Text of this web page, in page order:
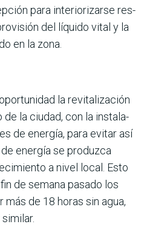
para interiorizarse res­
del líquido vital y la
en la zona.
la revitalización
de la ciudad, con la instala­
de energía, para evitar así
ener­gía se produzca
a nivel local. Esto
de semana pasado los
de 18 horas sin agua,